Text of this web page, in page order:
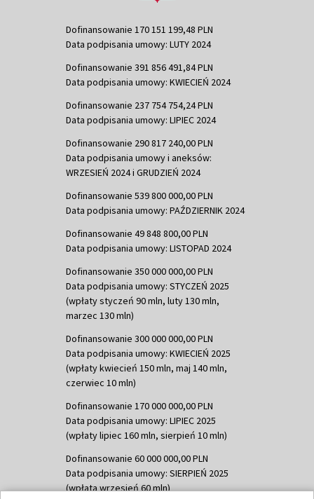
Dofinansowanie 170 151 199,48 PLN
Data podpisania umowy: LUTY 2024
Dofinansowanie 391 856 491,84 PLN
Data podpisania umowy: KWIECIEŃ 2024
Dofinansowanie 237 754 754,24 PLN
Data podpisania umowy: LIPIEC 2024
Dofinansowanie 290 817 240,00 PLN
Data podpisania umowy i aneksów:
WRZESIEŃ 2024 i GRUDZIEŃ 2024
Dofinansowanie 539 800 000,00 PLN
Data podpisania umowy: PAŹDZIERNIK 2024
Dofinansowanie 49 848 800,00 PLN
Data podpisania umowy: LISTOPAD 2024
Dofinansowanie 350 000 000,00 PLN
Data podpisania umowy: STYCZEŃ 2025
(wpłaty styczeń 90 mln, luty 130 mln,
marzec 130 mln)
Dofinansowanie 300 000 000,00 PLN
Data podpisania umowy: KWIECIEŃ 2025
(wpłaty kwiecień 150 mln, maj 140 mln,
czerwiec 10 mln)
Dofinansowanie 170 000 000,00 PLN
Data podpisania umowy: LIPIEC 2025
(wpłaty lipiec 160 mln, sierpień 10 mln)
Dofinansowanie 60 000 000,00 PLN
Data podpisania umowy: SIERPIEŃ 2025
(wpłata wrzesień 60 mln)